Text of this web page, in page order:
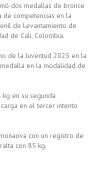
dos medallas de bronce
de competencias en la
de Levantamiento de
de Cali, Colombia.
de la Juventud 2025 en la
en la modalidad de
en su segunda
en el tercer intento
con un registro de
con 85 kg.